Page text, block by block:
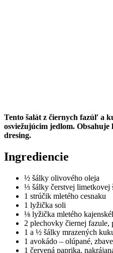
Tento šalát z čiernych fazúľ a
osviežujúcim jedlom.
dresing.
Ingrediencie
½ šálky olivového oleja
⅓ šálky čerstvej limetkovej
1 strúčik mletého cesnaku
1 lyžička soli
⅛ lyžička mletého
2 plechovky čiernej fazule,
1 a ½ šálky mrazených
1 avokádo – olúpané,
1 červená paprika,